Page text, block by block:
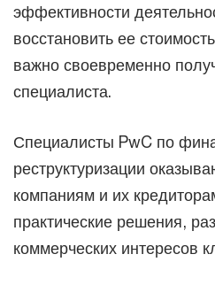
эффективности
восстановить ее
важно своевременно
специалиста.
Специалисты PwC по
реструктуризации
компаниям и их
практические решения,
коммерческих интересов